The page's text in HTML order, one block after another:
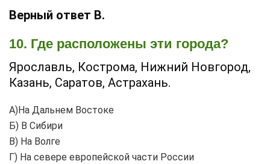
Верный ответ В.
10. Где расположены эти города?
Ярославль, Кострома, Нижний Новгород,
Казань, Саратов, Астрахань.
А)На Дальнем Востоке
Б) В Сибири
В) На Волге
Г) На севере европейской части России